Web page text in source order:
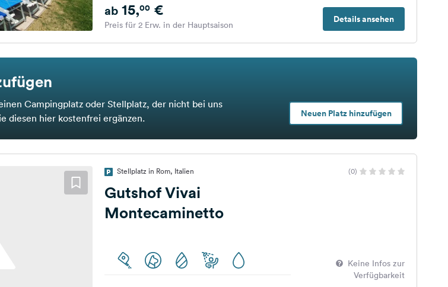
Details ansehen
ab15,00€
Preis für 2 Erw. in der Hauptsaison
Campingplatz oder Stellplatz, der nicht bei uns
diesen hier kostenfrei ergänzen.
Neuen Platz hinzufügen
Stellplatz in Rom, Italien (0)
Gutshof Vivai
Montecaminetto
Keine Infos zur
Verfügbarkeit